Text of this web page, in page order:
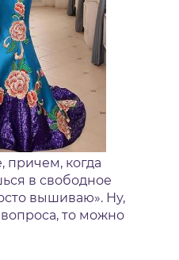
причем, когда
в свободное
вышиваю». Ну,
то можно